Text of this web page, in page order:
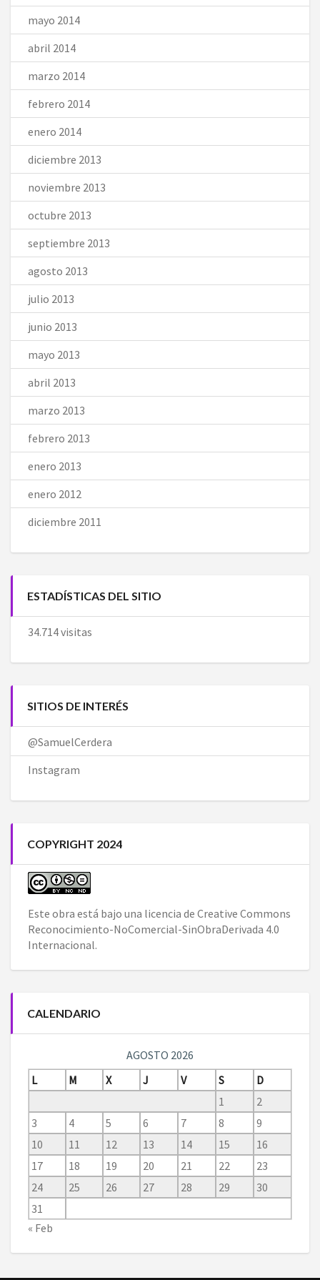
mayo 2014
abril 2014
marzo 2014
febrero 2014
enero 2014
diciembre 2013
noviembre 2013
octubre 2013
septiembre 2013
agosto 2013
julio 2013
junio 2013
mayo 2013
abril 2013
marzo 2013
febrero 2013
enero 2013
enero 2012
diciembre 2011
ESTADÍSTICAS DEL SITIO
34.714 visitas
SITIOS DE INTERÉS
@SamuelCerdera
Instagram
COPYRIGHT 2024
Este obra está bajo una licencia de Creative Commons
Reconocimiento-NoComercial-SinObraDerivada 4.0
Internacional.
CALENDARIO
AGOSTO 2026
L
M X J V S
D
1
2
3
4 5 6 7 8
9
10
11 12 13 14 15
16
17
18 19 20 21 22
23
24
25 26 27 28 29
30
31
« Feb